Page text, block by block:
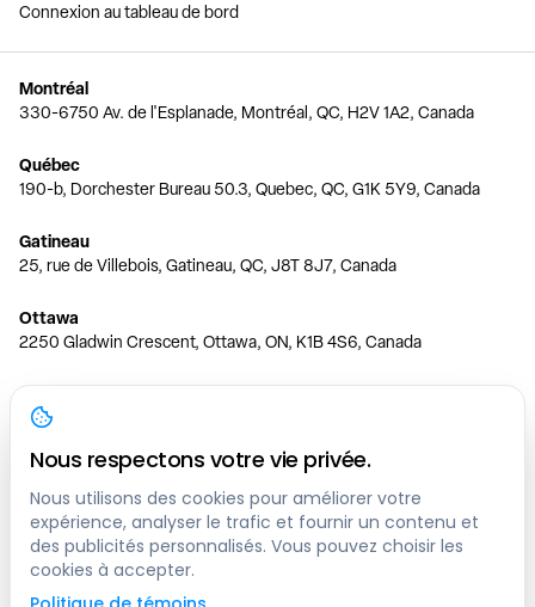
Connexion au tableau de bord
Montréal
330-6750 Av. de l'Esplanade, Montréal, QC, H2V 1A2, Canada
Québec
190-b, Dorchester Bureau 50.3, Quebec, QC, G1K 5Y9, Canada
Gatineau
25, rue de Villebois, Gatineau, QC, J8T 8J7, Canada
Ottawa
2250 Gladwin Crescent, Ottawa, ON, K1B 4S6, Canada
Toronto
150 Ferrand Dr, 6th Floor, Toronto, ON, M3C 3E5, Canada
Vancouver
1200 W 73rd Ave #1415, Vancouver, BC, V6P 6G5, Canada
Calgary
444 5 Ave SW #400 Calgary, AB, T2P 2T8, Canada
Nous respectons votre vie privée.
Nous utilisons des cookies pour améliorer votre
expérience, analyser le trafic et fournir un contenu et
des publicités personnalisés. Vous pouvez choisir les
cookies à accepter.